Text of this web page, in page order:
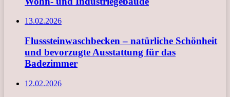
13.02.2026
Flusssteinwaschbecken – natürliche Schönheit
und bevorzugte Ausstattung für das
Badezimmer
12.02.2026